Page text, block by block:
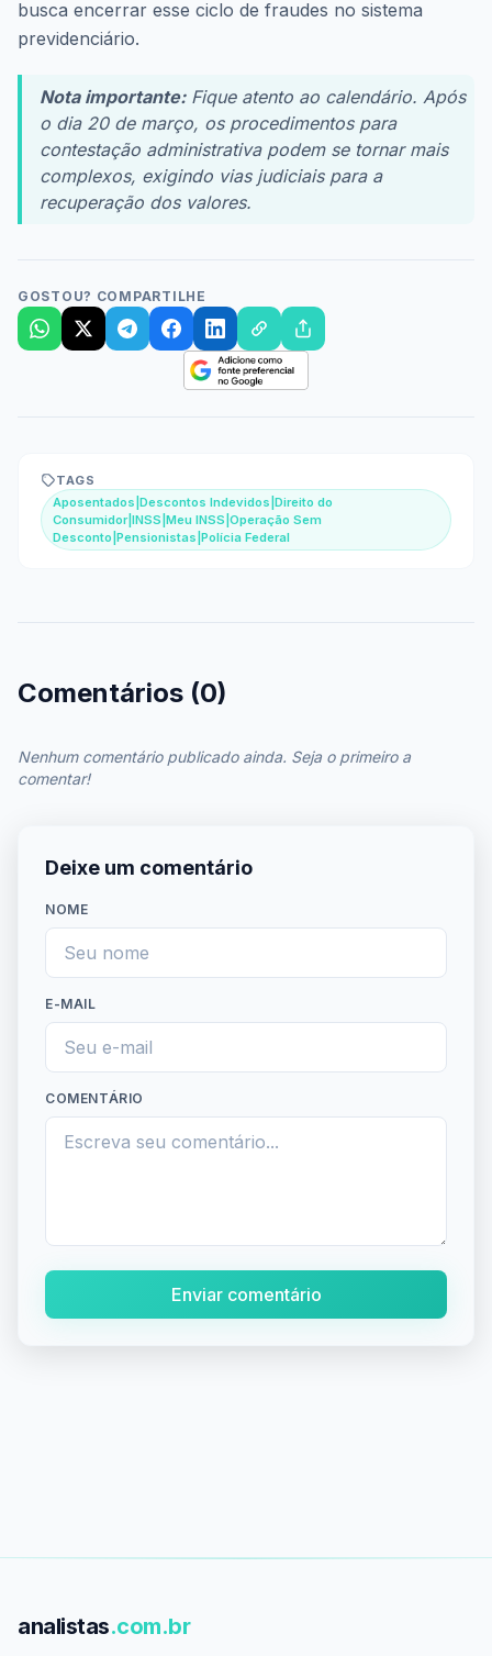
busca encerrar esse ciclo de fraudes no sistema
previdenciário.
Nota importante:Fique atento ao calendário. Após
o dia 20 de março, os procedimentos para
contestação administrativa podem se tornar mais
complexos, exigindo vias judiciais para a
recuperação dos valores.
GOSTOU? COMPARTILHE
TAGS
Aposentados|Descontos Indevidos|Direito do
Consumidor|INSS|Meu INSS|Operação Sem
Desconto|Pensionistas|Polícia Federal
Comentários (0)
Nenhum comentário publicado ainda. Seja o primeiro a
comentar!
Deixe um comentário
NOME
E-MAIL
COMENTÁRIO
Enviar comentário
analistas.com.br